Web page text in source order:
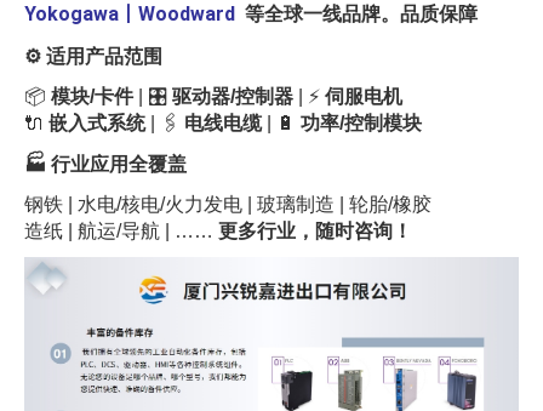
Yokogawa
Woodward 等全球一线品牌。品质保障
⚙️ 适用产品范围
📦 模块/卡件| 🎛️ 驱动器/控制器 | ⚡ 伺服电机
🔌 嵌入式系统| 🖇️ 电线电缆| 🔋 功率/控制模块
🏭 行业应用全覆盖
钢铁 | 水电/核电/火力发电 | 玻璃制造 | 轮胎/橡胶
造纸 | 航运/导航 | …… 更多行业，随时咨询！